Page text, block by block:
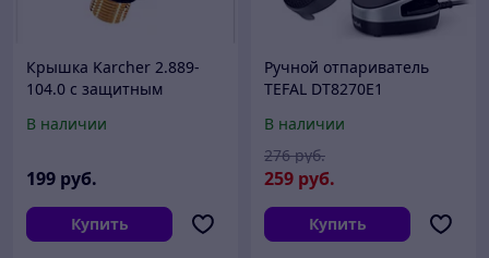
Крышка Karcher 2.889-
104.0 с защитным
В наличии
199 руб.
Купить
Ручной отпариватель
TEFAL DT8270E1
В наличии
259 руб.
276 руб.
Купить